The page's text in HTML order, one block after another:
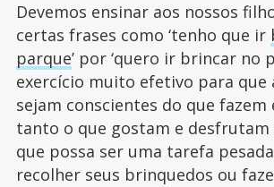
Devemos ensinar aos nossos
certas frases como ‘tenho que ir
parque’ por ‘quero ir brincar no
exercício muito efetivo para que
sejam conscientes do que fazem
tanto o que gostam e desfrutam
que possa ser uma tarefa
recolher seus brinquedos ou